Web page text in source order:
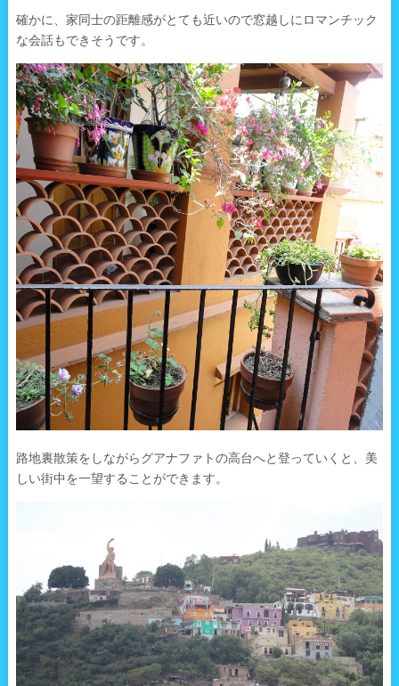
確かに、家同士の距離感がとても近いので窓越しにロマンチック
な会話もできそうです。
路地裏散策をしながらグアナファトの高台へと登っていくと、美
しい街中を一望することができます。